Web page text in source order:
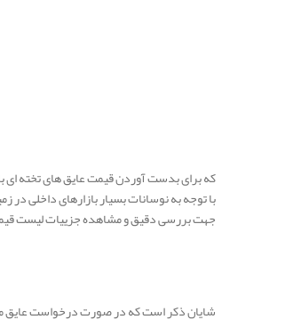
که برای بدست آوردن قیمت عایق های تخته ای با دانسیته 200 ، 250 ، 300 ، 400 می توانید با کارشناسان واحد
با توجه به نوسانات بسیار بازارهای داخلی
جهت بررسی دقیق و مشاهده جزییات لیست
شایان ذکر است که در صورت درخواست عایق مسلح با روکش